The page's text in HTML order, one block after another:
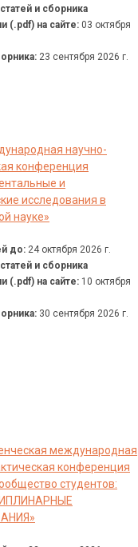
и сборника
(.pdf) на сайте: 03 октября
23 сентября 2026 г.
научно-
конференция
и
исследования в
науке»
до: 24 октября 2026 г.
и сборника
(.pdf) на сайте: 10 октября
30 сентября 2026 г.
международная
конференция
студентов: